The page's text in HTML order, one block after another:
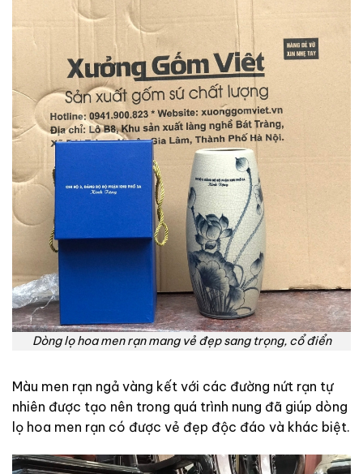
Dòng lọ hoa men rạn mang vẻ đẹp sang trọng, cổ điển
Màu men rạn ngả vàng kết với các đường nứt rạn tự
nhiên được tạo nên trong quá trình nung đã giúp dòng
lọ hoa men rạn có được vẻ đẹp độc đáo và khác biệt.